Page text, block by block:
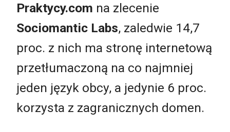
Praktycy.com na zlecenie
Sociomantic Labs, zaledwie 14,7
proc. z nich ma stronę internetową
przetłumaczoną na co najmniej
jeden język obcy, a jedynie 6 proc.
korzysta z zagranicznych domen.